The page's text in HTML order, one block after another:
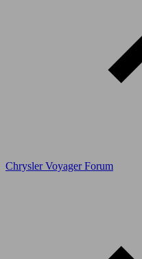
Chrysler Voyager Forum